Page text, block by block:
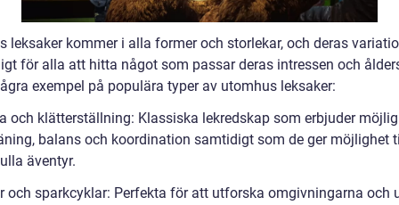
leksaker kommer i alla former och storlekar, och deras
för alla att hitta något som passar deras intressen och
exempel på populära typer av utomhus leksaker:
och klätterställning: Klassiska lekredskap som erbjuder
balans och koordination samtidigt som de ger möjlighet
äventyr.
och sparkcyklar: Perfekta för att utforska omgivningarna och